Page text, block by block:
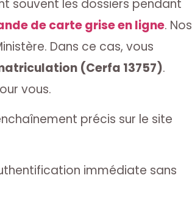
souvent les dossiers pendant
de carte grise en ligne. Nos
Dans ce cas, vous
(Cerfa 13757).
vous.
précis sur le site
immédiate sans